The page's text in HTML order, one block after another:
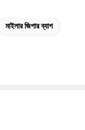
মাইলার জিপার ব্যাগ